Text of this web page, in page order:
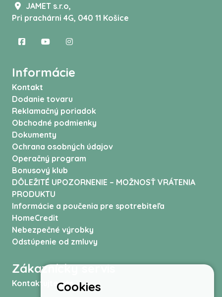
JAMET s.r.o,
Pri prachárni 4G, 040 11 Košice
Informácie
Kontakt
Dodanie tovaru
Reklamačný poriadok
Obchodné podmienky
Dokumenty
Ochrana osobných údajov
Operačný program
Bonusový klub
DÔLEŽITÉ UPOZORNENIE – MOŽNOSŤ VRÁTENIA
PRODUKTU
Informácie a poučenia pre spotrebiteľa
HomeCredit
Nebezpečné výrobky
Odstúpenie od zmluvy
Zákaznícky servis
Kontaktujte násCookies